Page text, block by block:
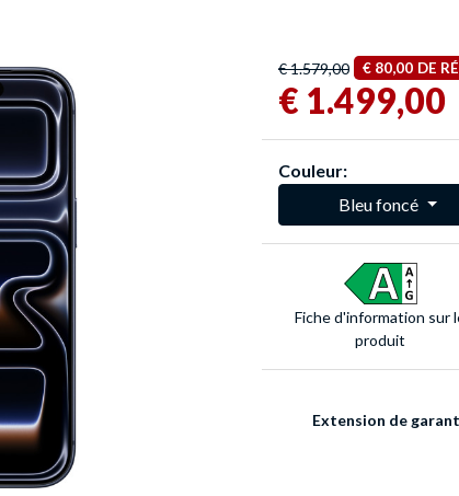
€ 1.579,00 € 80,00 DE
€ 1.499,00
Couleur:
Bleu foncé
Fiche d'infor­mation sur
produit
Extension de